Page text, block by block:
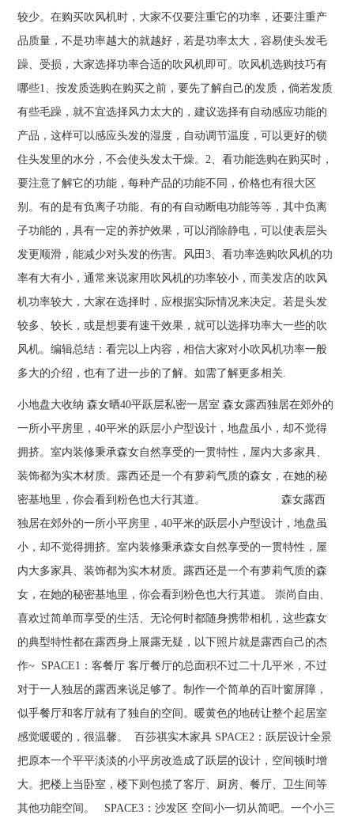
较少。在购买吹风机时，大家不仅要注重它的功率，还要注重产
品质量，不是功率越大的就越好，若是功率太大，容易使头发毛
躁、受损，大家选择功率合适的吹风机即可。吹风机选购技巧有
哪些1、按发质选购在购买之前，要先了解自己的发质，倘若发质
有些毛躁，就不宜选择风力太大的，建议选择有自动感应功能的
产品，这样可以感应头发的湿度，自动调节温度，可以更好的锁
住头发里的水分，不会使头发太干燥。2、看功能选购在购买时，
要注意了解它的功能，每种产品的功能不同，价格也有很大区
别。有的是有负离子功能、有的有自动断电功能等等，其中负离
子功能的，具有一定的养护效果，可以消除静电，可以使表层头
发更顺滑，能减少对头发的伤害。风田3、看功率选购吹风机的功
率有大有小，通常来说家用吹风机的功率较小，而美发店的吹风
机功率较大，大家在选择时，应根据实际情况来决定。若是头发
较多、较长，或是想要有速干效果，就可以选择功率大一些的吹
风机。编辑总结：看完以上内容，相信大家对小吹风机功率一般
多大的介绍，也有了进一步的了解。如需了解更多相关.
小地盘大收纳 森女晒40平跃层私密一居室 森女露西独居在郊外的
一所小平房里，40平米的跃层小户型设计，地盘虽小，却不觉得
拥挤。室内装修秉承森女自然享受的一贯特性，屋内大多家具、
装饰都为实木材质。露西还是一个有萝莉气质的森女，在她的秘
密基地里，你会看到粉色也大行其道。 森女露西
独居在郊外的一所小平房里，40平米的跃层小户型设计，地盘虽
小，却不觉得拥挤。室内装修秉承森女自然享受的一贯特性，屋
内大多家具、装饰都为实木材质。露西还是一个有萝莉气质的森
女，在她的秘密基地里，你会看到粉色也大行其道。 崇尚自由、
喜欢过简单而享受的生活、无论何时都随身携带相机，这些森女
的典型特性都在露西身上展露无疑，以下照片就是露西自己的杰
作~ SPACE1：客餐厅 客厅餐厅的总面积不过二十几平米，不过
对于一人独居的露西来说足够了。制作一个简单的百叶窗屏障，
似乎餐厅和客厅就有了独自的空间。暖黄色的地砖让整个起居室
感觉暖暖的，很温馨。 百莎祺实木家具 SPACE2：跃层设计全景
把原本一个平平淡淡的小平房改造成了跃层的设计，空间顿时增
大。把楼上当卧室，楼下则包揽了客厅、厨房、餐厅、卫生间等
其他功能空间。 SPACE3：沙发区 空间小一切从简吧。一个小三